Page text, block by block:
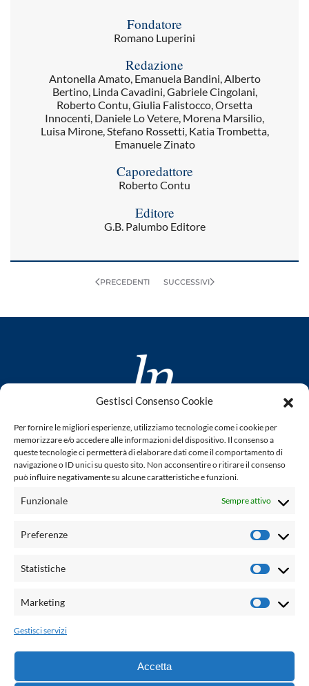
Gestisci Consenso Cookie
Per fornire le migliori esperienze, utilizziamo tecnologie come i cookie per
memorizzare e/o accedere alle informazioni del dispositivo. Il consenso a
queste tecnologie ci permetterà di elaborare dati come il comportamento di
navigazione o ID unici su questo sito. Non acconsentire o ritirare il consenso
può influire negativamente su alcune caratteristiche e funzioni.
Funzionale Sempre attivo
Preferenze
Statistiche
Marketing
Gestisci servizi
Accetta
Fondatore
Romano Luperini
Redazione
Antonella Amato, Emanuela Bandini, Alberto
Bertino, Linda Cavadini, Gabriele Cingolani,
Roberto Contu, Giulia Falistocco, Orsetta
Innocenti, Daniele Lo Vetere, Morena Marsilio,
Luisa Mirone, Stefano Rossetti, Katia Trombetta,
Emanuele Zinato
Caporedattore
Roberto Contu
Editore
G.B. Palumbo Editore
PRECEDENTI SUCCESSIVI
www.laletteraturaenoi.it
fondato da Romano Luperini
Questo blog non rappresenta una testata giornalistica in
quanto viene aggiornato senza alcuna periodicità. Non può
legge n° 62 del 7.03.2001. L'autore non è responsabile per
email:
Grafica e web:Salvatore Leto